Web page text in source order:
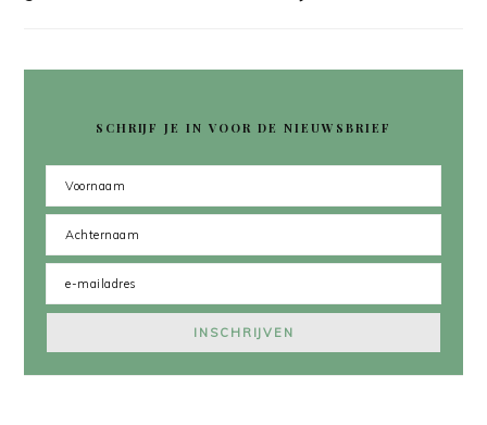
SCHRIJF JE IN VOOR DE NIEUWSBRIEF